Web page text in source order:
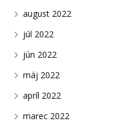
august 2022
júl 2022
jún 2022
máj 2022
apríl 2022
marec 2022